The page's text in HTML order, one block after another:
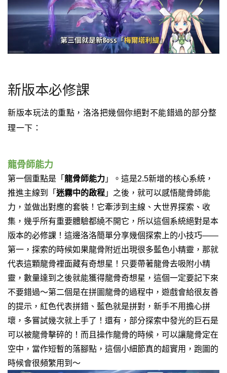
新版本必修課
新版本玩法的重點，洛洛把幾個你絕對不能錯過的部分整
理一下：
龍骨師能力
第一個重點是「 龍骨師能力 」。這是2.5新增的核心系統，
推進主線到「 迷霧中的啟程 」之後，就可以感悟龍骨師能
力，並做出對應的套裝！它牽涉到主線、大世界探索、收
集，幾乎所有重要體驗都繞不開它，所以這個系統絕對是本
版本的必修課！ 這邊洛洛簡單分享幾個探索上的小技巧——
第一，探索的時候如果龍骨附近出現很多藍色小精靈，那就
代表這顆龍骨裡面藏有奇想星！只要帶著龍骨去吸附小精
靈，數量達到之後就能獲得龍骨奇想星，這個一定要記下來
不要錯過～第二個是在拼圖龍骨的過程中，遊戲會給很友善
的提示，紅色代表拼錯、藍色就是拼對，新手不用擔心拼
壞，多嘗試幾次就上手了！ 還有，部分探索中發光的巨石是
可以被龍骨擊碎的！而且操作龍骨的時候，可以讓龍骨定在
空中，當作短暫的落腳點，這個小細節真的超實用，跑圖的
時候會很頻繁用到～